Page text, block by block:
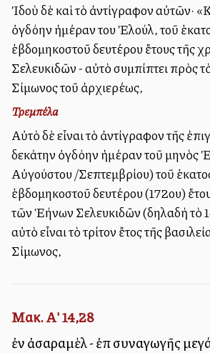
Ἰδοὺ δὲ καὶ τὸ ἀντίγραφον αὐτῶν·
ὀγδόην ἡμέραν του Ἐλούλ, τοῦ
ἑβδομηκοστοῦ δευτέρου ἔτους τῆς
Σελευκιδῶν - αὐτὸ συμπίπτει πρὸς
Σίμωνος τοῦ ἀρχιερέως,
Τρεμπέλα
Αὐτὸ δὲ εἶναι τὸ ἀντίγραφον τῆς
δεκάτην ὀγδόην ἡμέραν τοῦ μηνὸς
Αὐγούστου /Σεπτεμβρίου) τοῦ
ἑβδομηκοστοῦ δευτέρου (172ου)
τῶν Ἑλλήνων Σελευκιδῶν (δηλαδὴ τὸ
αὐτὸ εἶναι τὸ τρίτον ἔτος τῆς
Σίμωνος,
Μακ. Α' 14,28
ἐν ἀσαραμὲλ - ἐπὶ συναγωγῆς